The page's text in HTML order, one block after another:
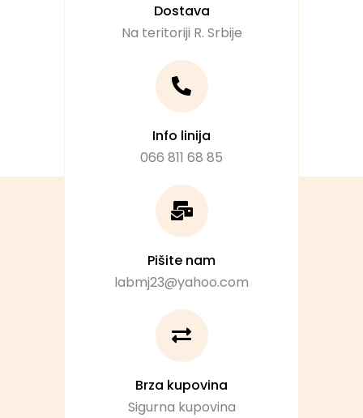
Dostava
Na teritoriji R. Srbije
Info linija
066 811 68 85
Pišite nam
labmj23@yahoo.com
Brza kupovina
Sigurna kupovina